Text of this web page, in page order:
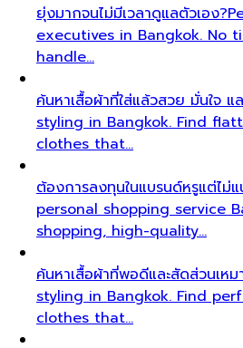
ยุ่งมากจนไม่มีเวลาดูแลตัวเอง?
executives in Bangkok. No
handle…
ค้นหาเสื้อผ้าที่ใส่แล้วสวย มั่นใจ แ
styling in Bangkok. Find
clothes that…
ต้องการลงทุนในแบรนด์หรูแต่ไม่แน่
personal shopping service
shopping, high-quality…
ค้นหาเสื้อผ้าที่พอดีและสัดส่วนเหม
styling in Bangkok. Find
clothes that…